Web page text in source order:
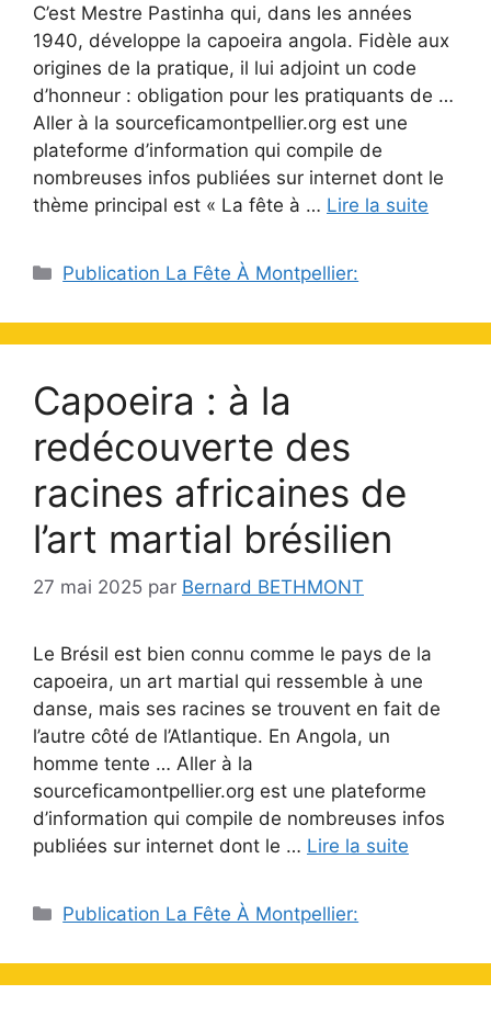
C’est Mestre Pastinha qui, dans les années
1940, développe la capoeira angola. Fidèle aux
origines de la pratique, il lui adjoint un code
d’honneur : obligation pour les pratiquants de …
Aller à la sourceficamontpellier.org est une
plateforme d’information qui compile de
nombreuses infos publiées sur internet dont le
thème principal est « La fête à … Lire la suite
Catégories
Publication La Fête À Montpellier:
Capoeira : à la
redécouverte des
racines africaines de
l’art martial brésilien
27 mai 2025 par Bernard BETHMONT
Le Brésil est bien connu comme le pays de la
capoeira, un art martial qui ressemble à une
danse, mais ses racines se trouvent en fait de
l’autre côté de l’Atlantique. En Angola, un
homme tente … Aller à la
sourceficamontpellier.org est une plateforme
d’information qui compile de nombreuses infos
publiées sur internet dont le … Lire la suite
Catégories
Publication La Fête À Montpellier: